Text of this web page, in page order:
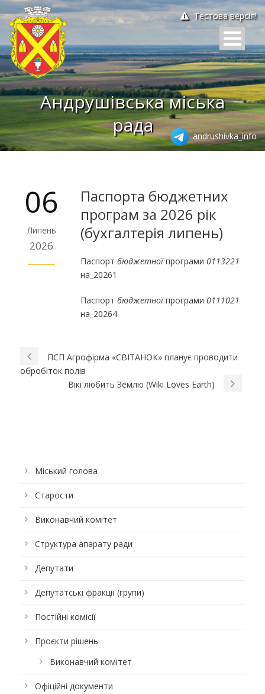
Тестова версія!
Андрушівська міська
рада
andrushivka_info
06
Липень
2026
Паспорта бюджетних
програм за 2026 рік
(бухгалтерія липень)
Паспорт бюджетноїпрограми 0113221
на_20261
Паспорт бюджетноїпрограми 0111021
на_20264
ПСП Агрофірма «СВІТАНОК» планує проводити
обробіток полів
Вікі любить Землю (Wiki Loves Earth)
Міський голова
Старости
Виконавчий комітет
Структура апарату ради
Депутати
Депутатські фракції (групи)
Постійні комісії
Проєкти рішень
Виконавчий комітет
Офіційні документи